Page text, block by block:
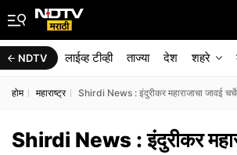
NDTV लाईव्ह टीव्ही ताज्या देश शहरे
होम महाराष्ट्र Shirdi News : इंदुरीकर महाराजाचा जावई
Shirdi News : इंदुरीकर